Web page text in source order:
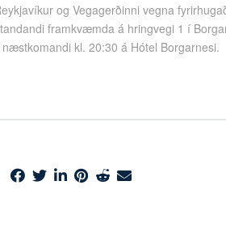
og Vegagerðinni vegna
framkvæmda á hringvegi 1 í
kl. 20:30 á Hótel Borgarnesi.